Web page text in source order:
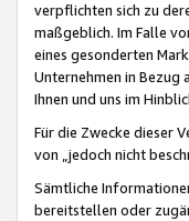
verpflichten sich zu
maßgeblich. Im Falle
eines gesonderten
Unternehmen in Bezug
Ihnen und uns im
Für die Zwecke dieser
von „jedoch nicht
Sämtliche
bereitstellen oder